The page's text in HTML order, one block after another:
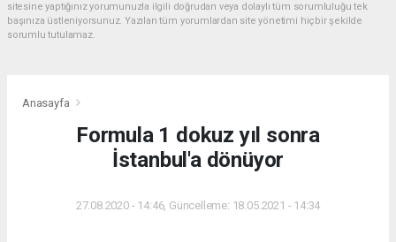
sitesine yaptığınız yorumunuzla ilgili doğrudan veya dolaylı tüm sorumluluğu tek
başınıza üstleniyorsunuz. Yazılan tüm yorumlardan site yönetimi hiçbir şekilde
sorumlu tutulamaz.
Anasayfa
Formula 1 dokuz yıl sonra
İstanbul'a dönüyor
27.08.2020 - 14:46, Güncelleme: 18.05.2021 - 14:34